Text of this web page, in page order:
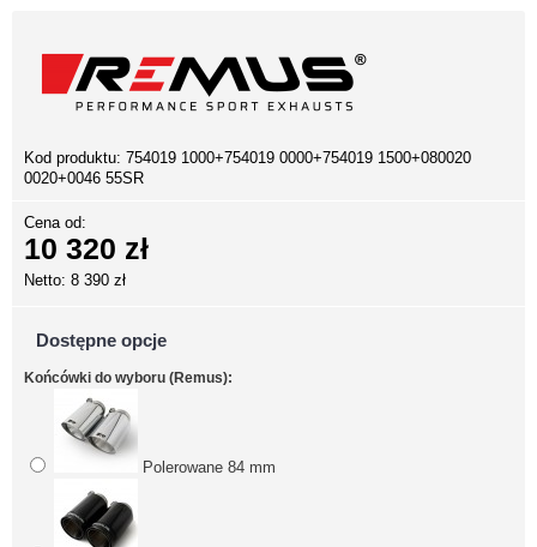
Kod produktu: 754019 1000+754019 0000+754019 1500+080020
0020+0046 55SR
Cena od:
10 320 zł
Netto: 8 390 zł
Dostępne opcje
Końcówki do wyboru (Remus):
Polerowane 84 mm